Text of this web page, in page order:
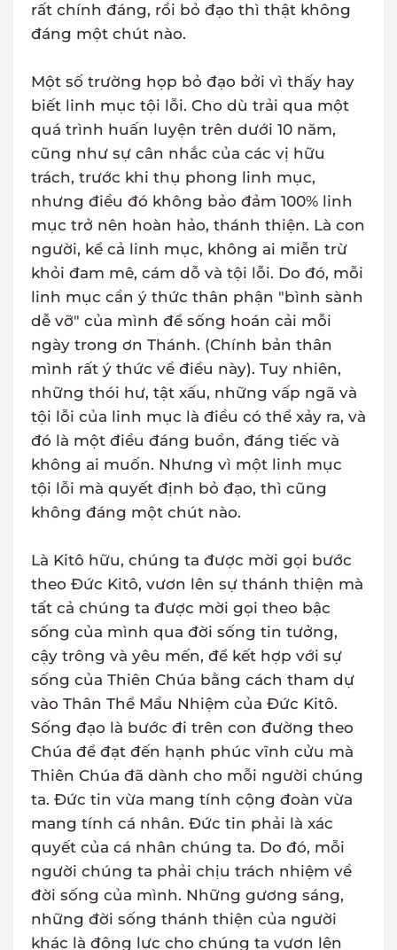
rất chính đáng, rồi bỏ đạo thì thật không
đáng một chút nào.
Một số trường họp bỏ đạo bởi vì thấy hay
biết linh mục tội lỗi. Cho dù trải qua một
quá trình huấn luyện trên dưới 10 năm,
cũng như sự cân nhắc của các vị hữu
trách, trước khi thụ phong linh mục,
nhưng điều đó không bảo đảm 100% linh
mục trở nên hoàn hảo, thánh thiện. Là con
người, kể cả linh mục, không ai miễn trừ
khỏi đam mê, cám dỗ và tội lỗi. Do đó, mỗi
linh mục cần ý thức thân phận "bình sành
dễ vỡ" của mình để sống hoán cải mỗi
ngày trong ơn Thánh. (Chính bản thân
mình rất ý thức về điều này). Tuy nhiên,
những thói hư, tật xấu, những vấp ngã và
tội lỗi của linh mục là điều có thể xảy ra, và
đó là một điều đáng buồn, đáng tiếc và
không ai muốn. Nhưng vì một linh mục
tội lỗi mà quyết định bỏ đạo, thì cũng
không đáng một chút nào.
Là Kitô hữu, chúng ta được mời gọi bước
theo Đức Kitô, vươn lên sự thánh thiện mà
tất cả chúng ta được mời gọi theo bậc
sống của mình qua đời sống tin tưởng,
cậy trông và yêu mến, để kết hợp với sự
sống của Thiên Chúa bằng cách tham dự
vào Thân Thể Mầu Nhiệm của Đức Kitô.
Sống đạo là bước đi trên con đường theo
Chúa để đạt đến hạnh phúc vĩnh cửu mà
Thiên Chúa đã dành cho mỗi người chúng
ta. Đức tin vừa mang tính cộng đoàn vừa
mang tính cá nhân. Đức tin phải là xác
quyết của cá nhân chúng ta. Do đó, mỗi
người chúng ta phải chịu trách nhiệm về
đời sống của mình. Những gương sáng,
những đời sống thánh thiện của người
khác là động lực cho chúng ta vươn lên